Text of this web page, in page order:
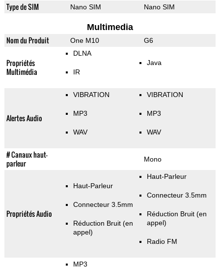
Type de SIM Nano SIM Nano SIM
Multimedia
Nom du Produit One M10 G6
Propriétés
Multimédia
DLNA
IR
Java
Alertes Audio
VIBRATION
MP3
WAV
VIBRATION
MP3
WAV
# Canaux haut-
parleur
Mono
Propriétés Audio
Haut-Parleur
Connecteur 3.5mm
Réduction Bruit (en
appel)
Haut-Parleur
Connecteur 3.5mm
Réduction Bruit (en
appel)
Radio FM
MP3